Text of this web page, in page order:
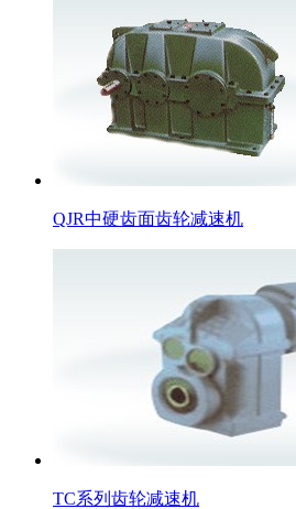
QJR中硬齿面齿轮减速机
TC系列齿轮减速机